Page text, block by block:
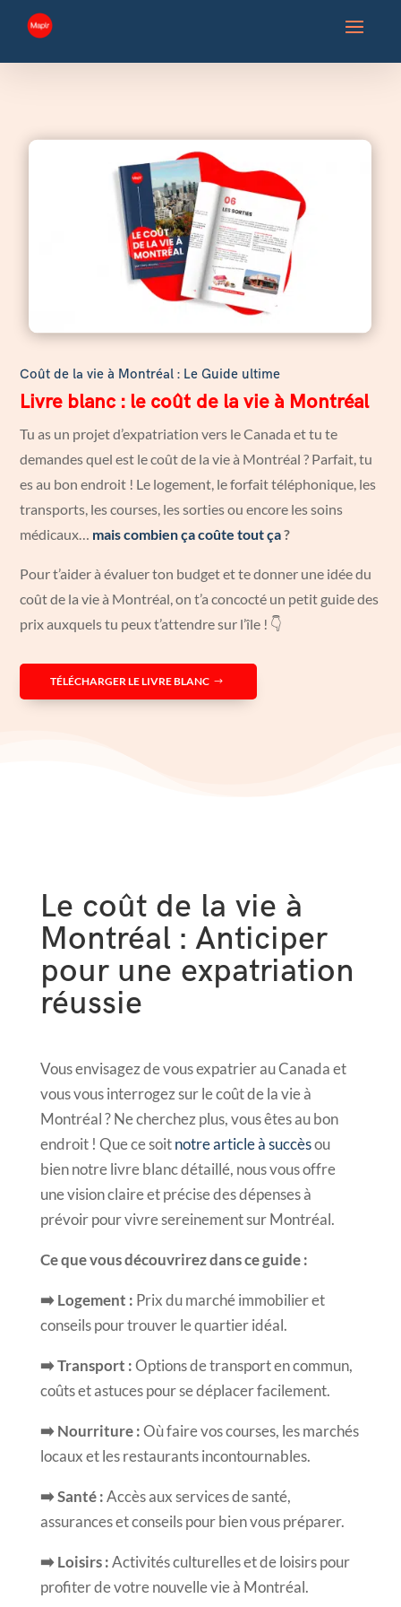
Coût de la vie à Montréal : Le Guide ultime
Livre blanc : le coût de la vie à Montréal
Tu as un projet d’expatriation vers le Canada et tu te
demandes quel est le coût de la vie à Montréal ? Parfait, tu
es au bon endroit ! Le logement, le forfait téléphonique, les
transports, les courses, les sorties ou encore les soins
médicaux… mais combien ça coûte tout ça?
Pour t’aider à évaluer ton budget et te donner une idée du
coût de la vie à Montréal, on t’a concocté un petit guide des
prix auxquels tu peux t’attendre sur l’île ! 👇
TÉLÉCHARGER LE LIVRE BLANC
Le coût de la vie à
Montréal : Anticiper
pour une expatriation
réussie
Vous envisagez de vous expatrier au Canada et
vous vous interrogez sur le coût de la vie à
Montréal ? Ne cherchez plus, vous êtes au bon
endroit ! Que ce soitnotre article à succèsou
bien notre livre blanc détaillé, nous vous offre
une vision claire et précise des dépenses à
prévoir pour vivre sereinement sur Montréal.
Ce que vous découvrirez dans ce guide :
➡️ Logement : Prix du marché immobilier et
conseils pour trouver le quartier idéal.
➡️ Transport :Options de transport en commun,
coûts et astuces pour se déplacer facilement.
➡️ Nourriture :Où faire vos courses, les marchés
locaux et les restaurants incontournables.
➡️ Santé :Accès aux services de santé,
assurances et conseils pour bien vous préparer.
➡️ Loisirs :Activités culturelles et de loisirs pour
profiter de votre nouvelle vie à Montréal.